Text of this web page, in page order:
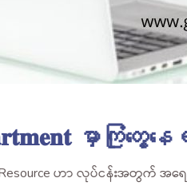
မှာကြုံတွေ့နေရ
ဟာ လုပ်ငန်းအတွက်